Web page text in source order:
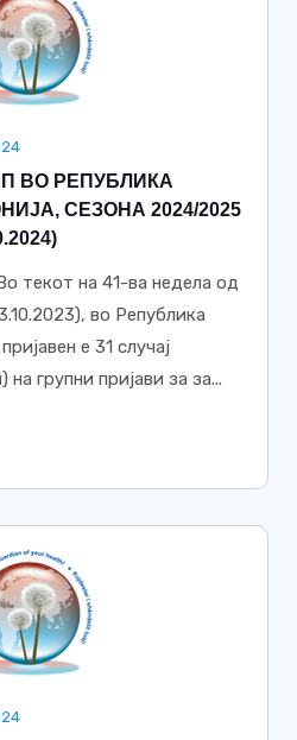
ВО РЕПУБЛИКА
СЕЗОНА 2024/2025
текот на 41-ва недела од
во Република
е 31 случај
групни пријави за за...